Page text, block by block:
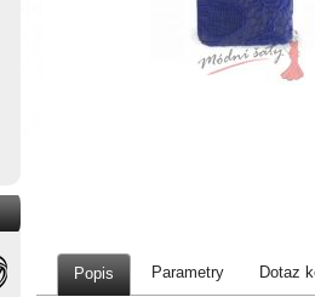
Popis Parametry Dotaz